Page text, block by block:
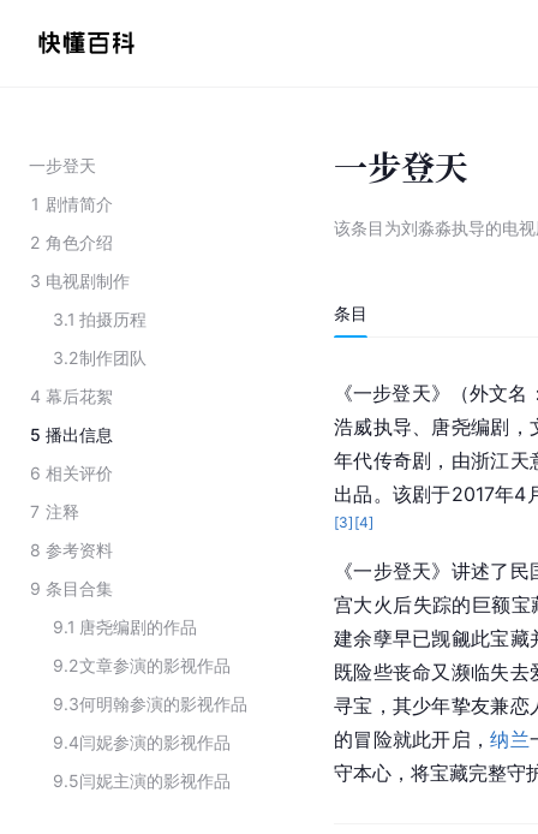
一步登天
1 剧情简介
2 角色介绍
3 电视剧制作
3.1 拍摄历程
3.2制作团队
4 幕后花絮
5 播出信息
6 相关评价
7 注释
8 参考资料
9 条目合集
9.1 唐尧编剧的作品
9.2文章参演的影视作品
9.3何明翰参演的影视作品
9.4闫妮参演的影视作品
9.5闫妮主演的影视作品
一步登天
该条目为刘淼淼执导的电
条目
《一步登天》（外文
浩威执导、唐尧编剧，
年代传奇剧，由浙江天
出品。该剧于2017年4
[3] [4]
《一步登天》讲述了
宫大火后失踪的巨额宝
建余孽早已觊觎此宝藏
既险些丧命又濒临失
寻宝，其少年挚友兼恋
的冒险就此开启，纳兰
守本心，将宝藏完整守